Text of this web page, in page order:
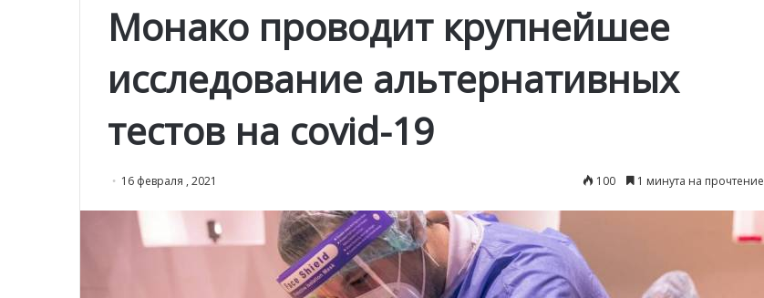
Монако проводит крупнейшее
исследование альтернативных
тестов на covid-19
16 февраля , 2021 100 1 минута на прочтение